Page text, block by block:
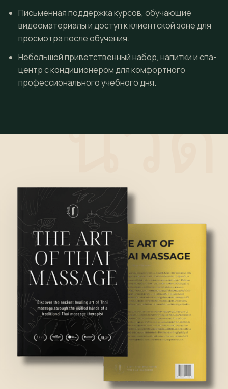
Письменная поддержка курсов, обучающие
видеоматериалы и доступ к клиентской зоне для
просмотра после обучения.
Небольшой приветственный набор, напитки и спа-
центр с кондиционером для комфортного
профессионального учебного дня.